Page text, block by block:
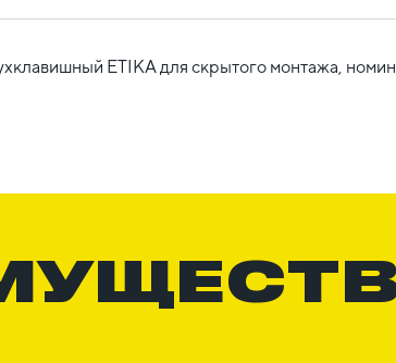
ETIKA для скрытого монтажа,